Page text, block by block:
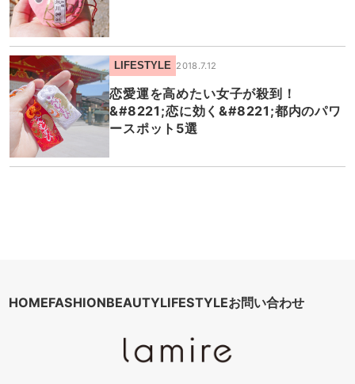
LIFESTYLE 2018.7.12
恋愛運を高めたい女子が殺到！
&#8221;恋に効く&#8221;都内のパワ
ースポット5選
HOMEFASHIONBEAUTYLIFESTYLEお問い合わせ